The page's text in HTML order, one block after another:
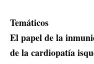
Temáticos
El papel de la
de la cardiopatía